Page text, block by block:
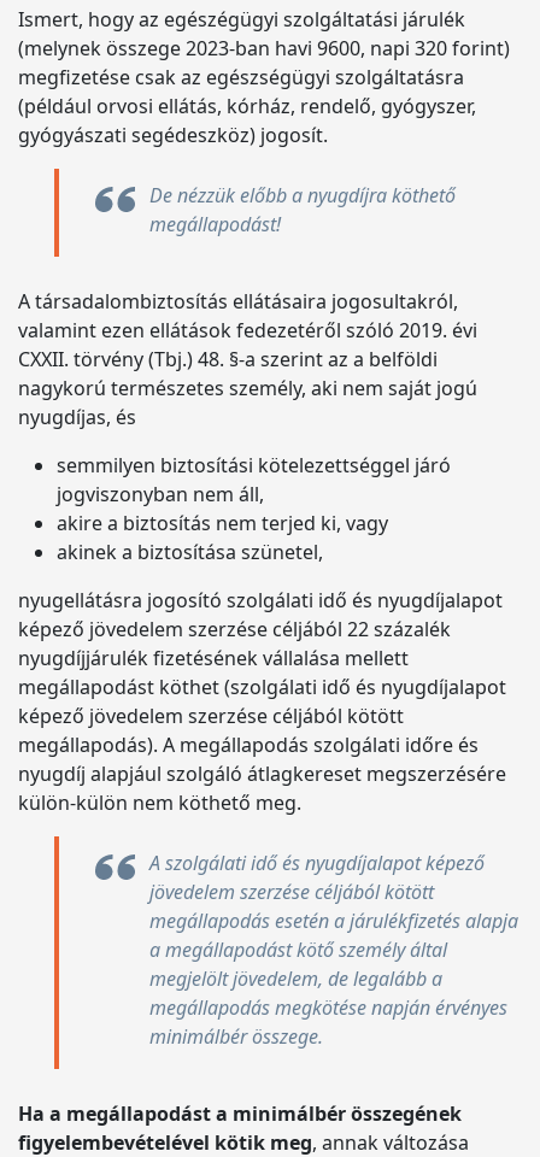
Ismert, hogy az egészégügyi szolgáltatási járulék
(melynek összege 2023-ban havi 9600, napi 320 forint)
megfizetése csak az egészségügyi szolgáltatásra
(például orvosi ellátás, kórház, rendelő, gyógyszer,
gyógyászati segédeszköz) jogosít.
De nézzük előbb a nyugdíjra köthető
megállapodást!
A társadalombiztosítás ellátásaira jogosultakról,
valamint ezen ellátások fedezetéről szóló 2019. évi
CXXII. törvény (Tbj.) 48. §-a szerint az a belföldi
nagykorú természetes személy, aki nem saját jogú
nyugdíjas, és
semmilyen biztosítási kötelezettséggel járó
jogviszonyban nem áll,
akire a biztosítás nem terjed ki, vagy
akinek a biztosítása szünetel,
nyugellátásra jogosító szolgálati idő és nyugdíjalapot
képező jövedelem szerzése céljából 22 százalék
nyugdíjjárulék fizetésének vállalása mellett
megállapodást köthet (szolgálati idő és nyugdíjalapot
képező jövedelem szerzése céljából kötött
megállapodás). A megállapodás szolgálati időre és
nyugdíj alapjául szolgáló átlagkereset megszerzésére
külön-külön nem köthető meg.
A szolgálati idő és nyugdíjalapot képező
jövedelem szerzése céljából kötött
megállapodás esetén a járulékfizetés alapja
a megállapodást kötő személy által
megjelölt jövedelem, de legalább a
megállapodás megkötése napján érvényes
minimálbér összege.
Ha a megállapodást a minimálbér összegének
figyelembevételével kötik meg, annak változása